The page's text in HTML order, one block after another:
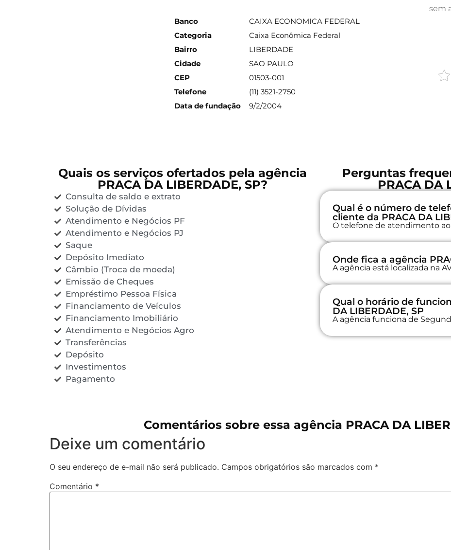
Banco
CAIXA ECONOMICA FEDERAL
Categoria
Caixa Econômica Federal
Bairro
LIBERDADE
Cidade
SAO PAULO
CEP
01503-001
Telefone
(11) 3521-2750
Data de fundação
9/2/2004
sem
Quais os serviços ofertados pela agência
PRACA DA LIBERDADE, SP?
Consulta de saldo e extrato
Solução de Dívidas
Atendimento e Negócios PF
Atendimento e Negócios PJ
Saque
Depósito Imediato
Câmbio (Troca de moeda)
Emissão de Cheques
Empréstimo Pessoa Física
Financiamento de Veículos
Financiamento Imobiliário
Atendimento e Negócios Agro
Transferências
Depósito
Investimentos
Pagamento
Perguntas
PRACA DA
Qual é o número de
cliente da PRACA DA
O telefone de atendimento ao
Onde fica a agência
A agência está localizada na
Qual o horário de
DA LIBERDADE, SP
A agência funciona de
Comentários sobre essa agência PRACA DA
Deixe um comentário
O seu endereço de e-mail não será publicado. Campos obrigatórios são marcados com *
Comentário *